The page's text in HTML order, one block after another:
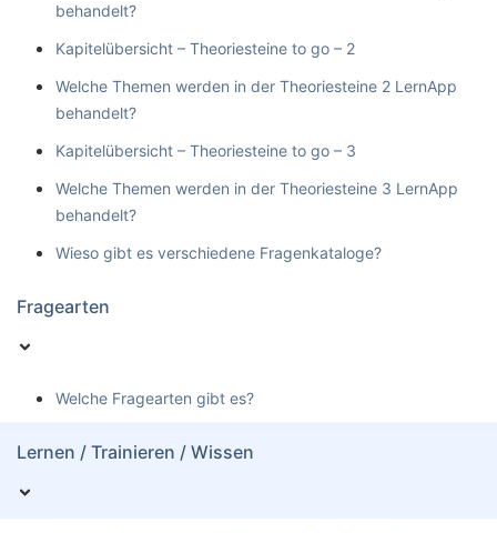
behandelt?
Kapitelübersicht – Theoriesteine to go – 2
Welche Themen werden in der Theoriesteine 2 LernApp
behandelt?
Kapitelübersicht – Theoriesteine to go – 3
Welche Themen werden in der Theoriesteine 3 LernApp
behandelt?
Wieso gibt es verschiedene Fragenkataloge?
Fragearten
Welche Fragearten gibt es?
Lernen / Trainieren / Wissen